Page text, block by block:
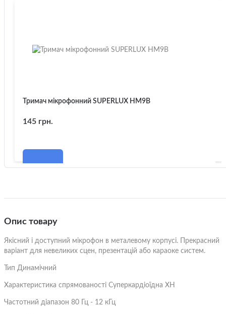
Тримач мікрофонний SUPERLUX HM9B
145 грн.
Опис товару
Якісний і доступний мікрофон в металевому корпусі. Прекрасний
варіант для невеликих сцен, презентацій або караоке систем.
Тип Динамічний
Характеристика спрямованості Суперкардіоїдна ХН
Частотний діапазон 80 Гц - 12 кГц